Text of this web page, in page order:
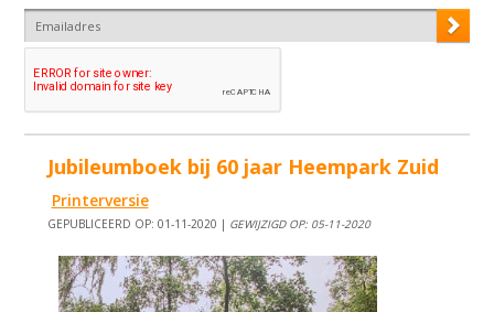
Jubileumboek bij 60 jaar Heempark Zuid
Printerversie
GEPUBLICEERD OP: 01-11-2020 | GEWIJZIGD OP: 05-11-2020